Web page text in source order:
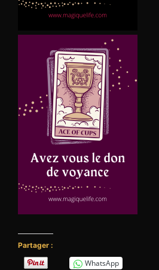
Partager :
WhatsApp